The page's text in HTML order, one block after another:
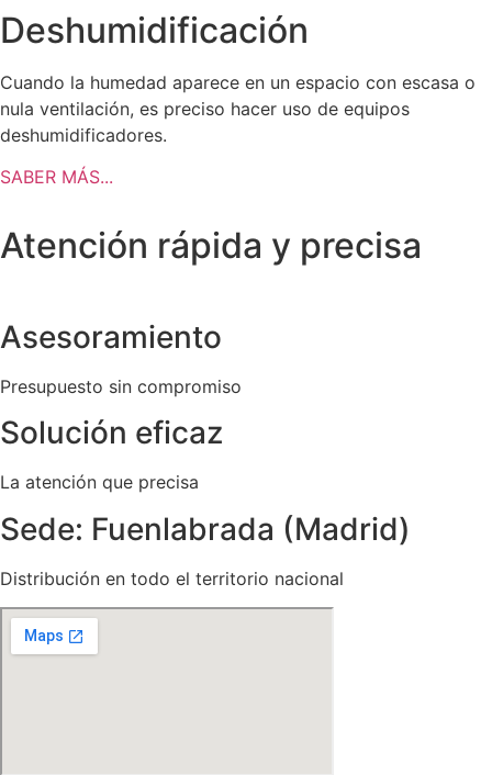
Deshumidificación
Cuando la humedad aparece en un espacio con escasa o
nula ventilación, es preciso hacer uso de equipos
deshumidificadores.
SABER MÁS...
Atención rápida y precisa
Asesoramiento
Presupuesto sin compromiso
Solución eficaz
La atención que precisa
Sede: Fuenlabrada (Madrid)
Distribución en todo el territorio nacional